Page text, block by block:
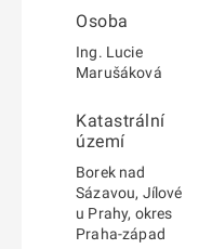
Osoba
Ing. Lucie
Marušáková
Katastrální
území
Borek nad
Sázavou, Jílové
u Prahy, okres
Praha-západ